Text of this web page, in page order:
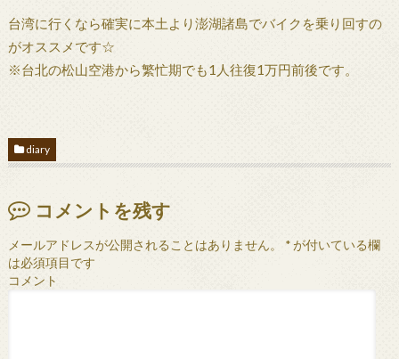
台湾に行くなら確実に本土より澎湖諸島でバイクを乗り回すの
がオススメです☆
※台北の松山空港から繁忙期でも1人往復1万円前後です。
diary
コメントを残す
メールアドレスが公開されることはありません。 *が付いている欄
は必須項目です
コメント